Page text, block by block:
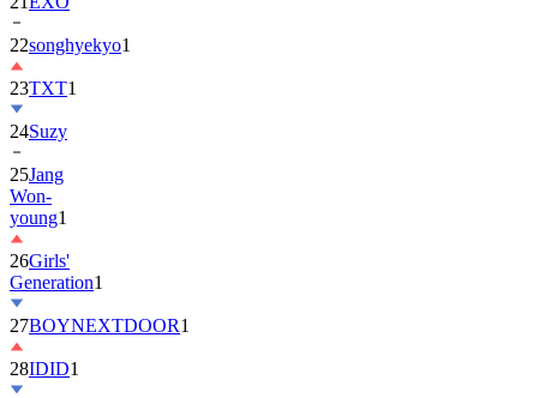
23TXT1
24Suzy
25Jang
Won-
young1
26Girls'
Generation
27BOYNEXTDOOR
28IDID1
29Kim
Hye-